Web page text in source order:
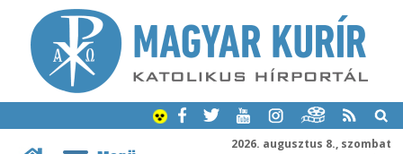
2026. augusztus 8., szombat